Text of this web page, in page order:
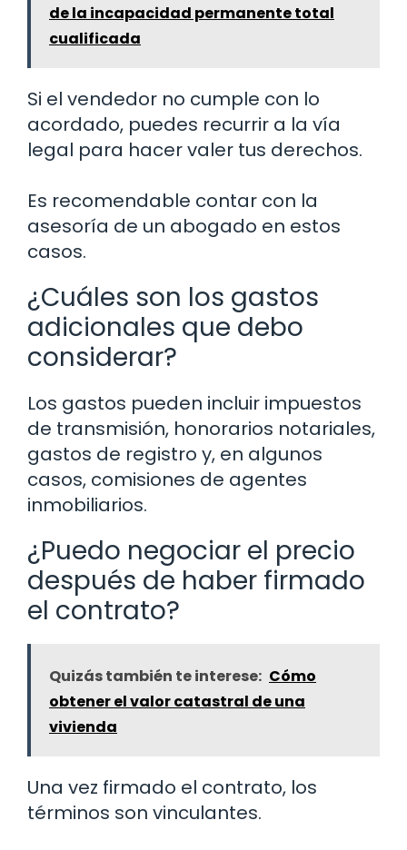
de la incapacidad permanente total
cualificada
Si el vendedor no cumple con lo
acordado, puedes recurrir a la vía
legal para hacer valer tus derechos.
Es recomendable contar con la
asesoría de un abogado en estos
casos.
¿Cuáles son los gastos
adicionales que debo
considerar?
Los gastos pueden incluir impuestos
de transmisión, honorarios notariales,
gastos de registro y, en algunos
casos, comisiones de agentes
inmobiliarios.
¿Puedo negociar el precio
después de haber firmado
el contrato?
Quizás también te interese: Cómo
obtener el valor catastral de una
vivienda
Una vez firmado el contrato, los
términos son vinculantes.